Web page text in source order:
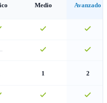
Medio Avanzado
1 2